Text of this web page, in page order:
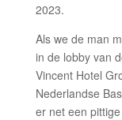
2023.
Als we de man
in de lobby van
Vincent Hotel
Nederlandse
er net een